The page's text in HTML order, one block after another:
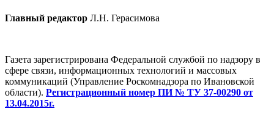
Главный редактор Л.Н. Герасимова
Газета зарегистрирована Федеральной службой по надзору в
сфере связи, информационных технологий и массовых
коммуникаций (Управление Роскомнадзора по Ивановской
области). Регистрационный номер ПИ № ТУ 37-00290 от
13.04.2015г.